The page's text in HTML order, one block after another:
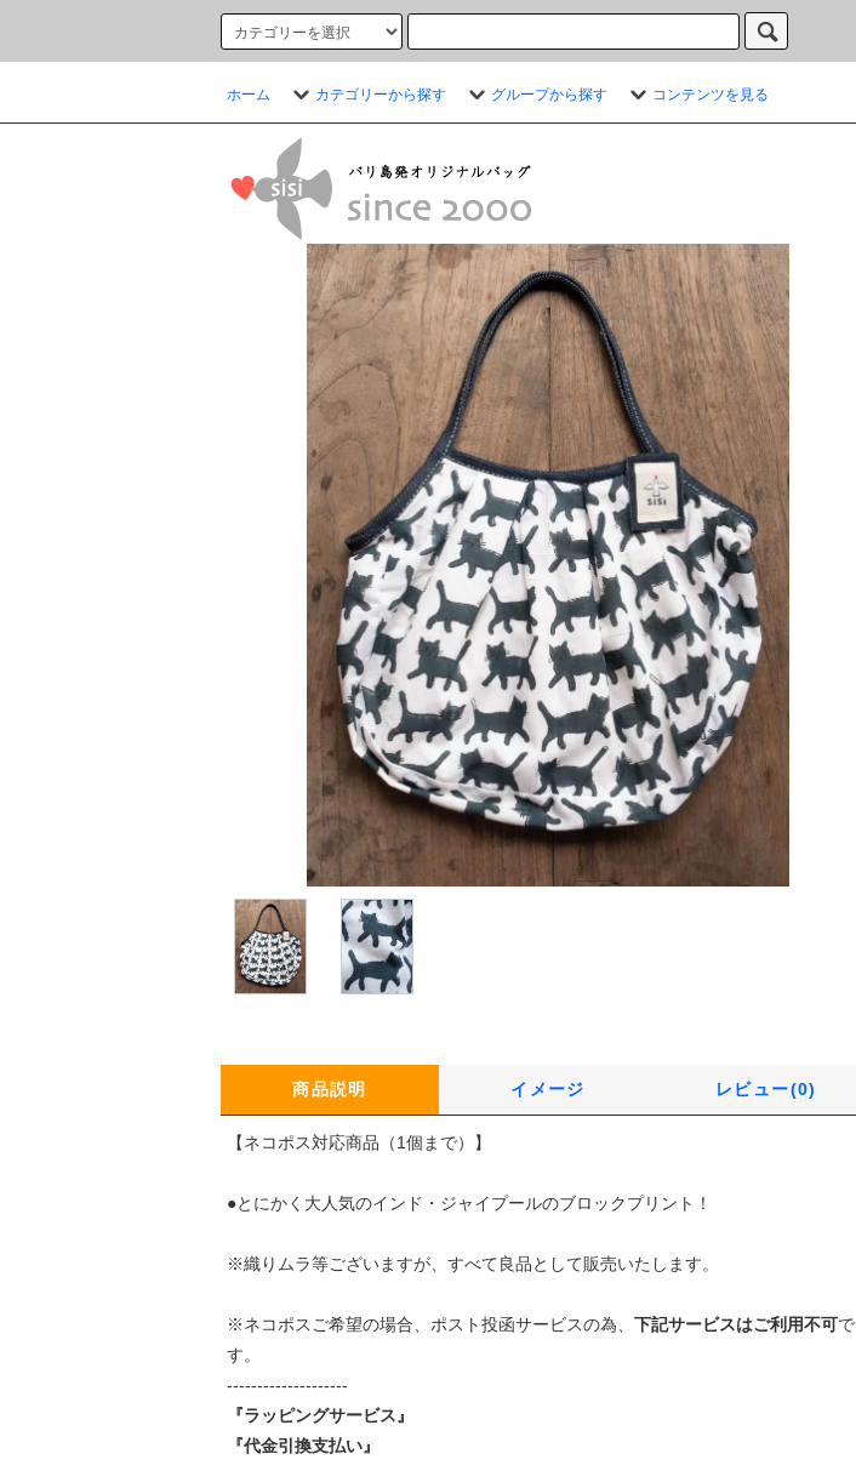
ホーム カテゴリーから探す グループから探す コンテンツを見る
商品説明 イメージ レビュー(0)
【ネコポス対応商品（1個まで）】
●とにかく大人気のインド・ジャイプールのブロックプリント！
※織りムラ等ございますが、すべて良品として販売いたします。
※ネコポスご希望の場合、ポスト投函サービスの為、下記サービスはご利用不可で
す。
--------------------
『ラッピングサービス』
『代金引換支払い』